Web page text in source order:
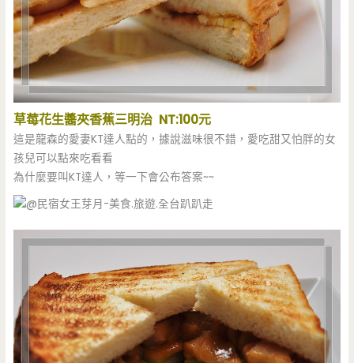
草莓花生醬夾香蕉三明治 NT:100元
這是龍森的愛妻KT達人點的，據說滋味很不錯，愛吃甜又怕胖的女
孩兒可以點來吃看看
為什麼要叫KT達人，等一下會公布答案~~